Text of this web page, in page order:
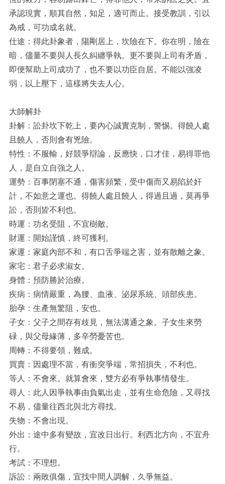
承認現實，順其自然，知足，適可而止。接受教訓，引以
為戒，可功成名就。
仕途：得此卦象者，陽剛居上，坎險在下。你在明，險在
暗，儘量不要與人長久糾纏爭執。更不要與上司有矛盾，
即便幫助上司成功了，也不要以功臣自居。不能以強凌
弱，以上壓下，這樣將失去人心。
大師解卦
卦解：訟卦坎下乾上，要內心誠實克制，警惕。得饒人處
且饒人，否則會有兇險。
特性：不服輸，好競爭辯論，反應快，口才佳，易得罪他
人，是自立自強之人。
運勢：百事閉塞不通，傷害頻繁，受中傷而又易陷於奸
計，不如意之運也。得饒人處且饒人，得過且過，莫再爭
訟，否則皆不利也。
時運：功名受阻，不宜樹敵。
財運：開始謹慎，終可獲利。
家運：家庭內部不和，有口舌爭端之害，並有散離之象。
家宅：君子必求淑女。
身體：預防勝於治療。
疾病：病情嚴重，為腰、血液、泌尿系統、頭部疾患。
胎孕：生產無驚阻，安也。
子女：父子之間存有歧見，無法溝通之象。子女生來勞
碌，與父母緣薄，多辛勞憂苦也。
周轉：不得要領，難成。
買賣：因處理不當，有衝突爭端，常招損失，不利也。
等人：不會來。就算會來，雙方必有爭執事情發生。
尋人：此人因爭執事由負氣出走，並有生命危險，又尋找
不易，儘量往西北與北方尋找。
失物：不會出現。
外出：途中多有變故，宜改日出行。利西北方向，不宜舟
行。
考試：不理想。
訴訟：兩敗俱傷，宜找中間人調解，久爭無益。